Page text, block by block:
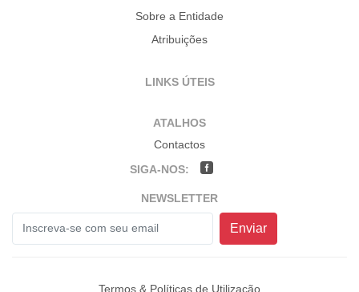
Sobre a Entidade
Atribuições
LINKS ÚTEIS
ATALHOS
Contactos
SIGA-NOS:
NEWSLETTER
Enviar
Termos & Políticas de Utilização